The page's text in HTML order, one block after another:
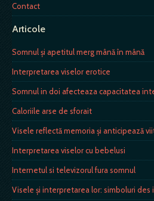
Contact
Articole
Somnul şi apetitul merg mână în mână
Interpretarea viselor erotice
Somnul in doi afecteaza capacitatea
Caloriile arse de sforait
Visele reflectă memoria și anticipează
Interpretarea viselor cu bebelusi
Internetul si televizorul fura somnul
Visele și interpretarea lor: simboluri des